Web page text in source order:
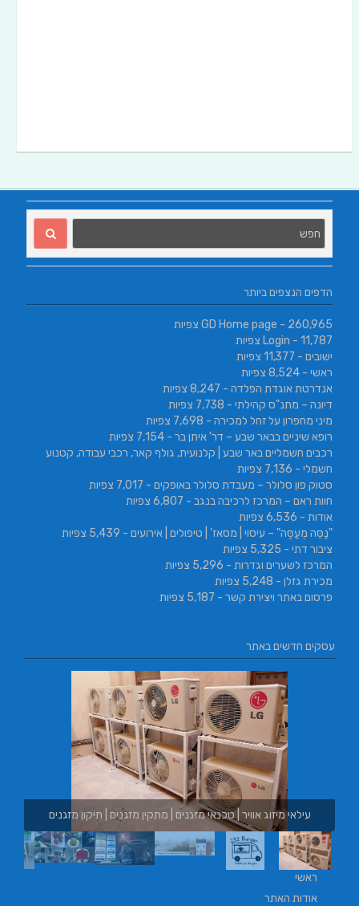
הדפים הנצפים ביותר
GD Home page - 260,965 צפיות
Login - 11,787 צפיות
ישובים - 11,377 צפיות
ראשי - 8,524 צפיות
אנדרטת אוגדת הפלדה - 8,247 צפיות
דיונה – מתנ"ס קהילתי - 7,738 צפיות
מיני מחפרון על זחל למכירה - 7,698 צפיות
רופא שיניים בבאר שבע – דר' איתן בר - 7,154 צפיות
רכבים חשמליים באר שבע | קלנועית, גולף קאר, רכבי עבודה, קטנוע
חשמלי - 7,136 צפיות
סטוק פון סלולר – מעבדת סלולר באופקים - 7,017 צפיות
חוות ראם – המרכז לרכיבה בנגב - 6,807 צפיות
אודות - 6,536 צפיות
"נַסֵּה מְעַסֶּה" – עיסוי | מסאז' | טיפולים | אירועים - 5,439 צפיות
ציבור דתי - 5,325 צפיות
המרכז לשערים וגדרות - 5,296 צפיות
מכירת גזלן - 5,248 צפיות
פרסום באתר ויצירת קשר - 5,187 צפיות
עסקים חדשים באתר
| מתקין מזגנים | תיקון מזגנים בורגר באשכול | בורגר 232 | Burger 232 | בורגר בר
ראשי
אודות האתר